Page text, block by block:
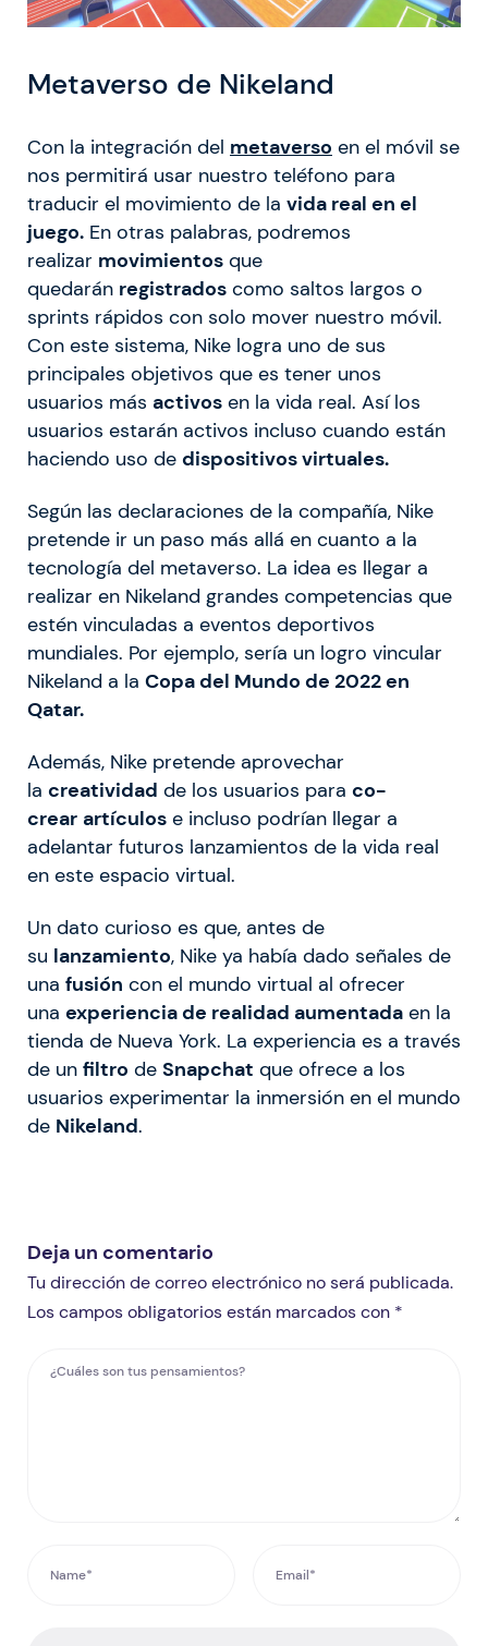
Metaverso de Nikeland
Con la integración del metaverso en el móvil se
nos permitirá usar nuestro teléfono para
traducir el movimiento de la vida real en el
juego. En otras palabras, podremos
realizar movimientos que
quedarán registrados como saltos largos o
sprints rápidos con solo mover nuestro móvil.
Con este sistema, Nike logra uno de sus
principales objetivos que es tener unos
usuarios más activos en la vida real. Así los
usuarios estarán activos incluso cuando están
haciendo uso de dispositivos virtuales.
Según las declaraciones de la compañía, Nike
pretende ir un paso más allá en cuanto a la
tecnología del metaverso. La idea es llegar a
realizar en Nikeland grandes competencias que
estén vinculadas a eventos deportivos
mundiales. Por ejemplo, sería un logro vincular
Nikeland a la Copa del Mundo de 2022 en
Qatar.
Además, Nike pretende aprovechar
la creatividad de los usuarios para co-
crear artículos e incluso podrían llegar a
adelantar futuros lanzamientos de la vida real
en este espacio virtual.
Un dato curioso es que, antes de
su lanzamiento, Nike ya había dado señales de
una fusión con el mundo virtual al ofrecer
una experiencia de realidad aumentada en la
tienda de Nueva York. La experiencia es a través
de un filtro de Snapchat que ofrece a los
usuarios experimentar la inmersión en el mundo
de Nikeland.
Deja un comentario
Tu dirección de correo electrónico no será publicada.
Los campos obligatorios están marcados con *